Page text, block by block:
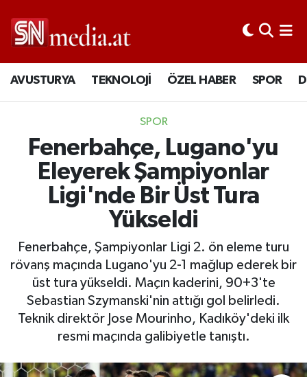
AVUSTURYA TEKNOLOJİ ÖZEL HABER SPOR
SPOR
Fenerbahçe, Lugano'yu
Eleyerek Şampiyonlar
Ligi'nde Bir Üst Tura
Yükseldi
Fenerbahçe, Şampiyonlar Ligi 2. ön eleme turu
rövanş maçında Lugano'yu 2-1 mağlup ederek bir
üst tura yükseldi. Maçın kaderini, 90+3'te
Sebastian Szymanski'nin attığı gol belirledi.
Teknik direktör Jose Mourinho, Kadıköy'deki ilk
resmi maçında galibiyetle tanıştı.